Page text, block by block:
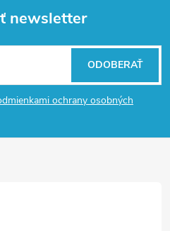
newsletter
ochrany osobných
ODOBERAŤ